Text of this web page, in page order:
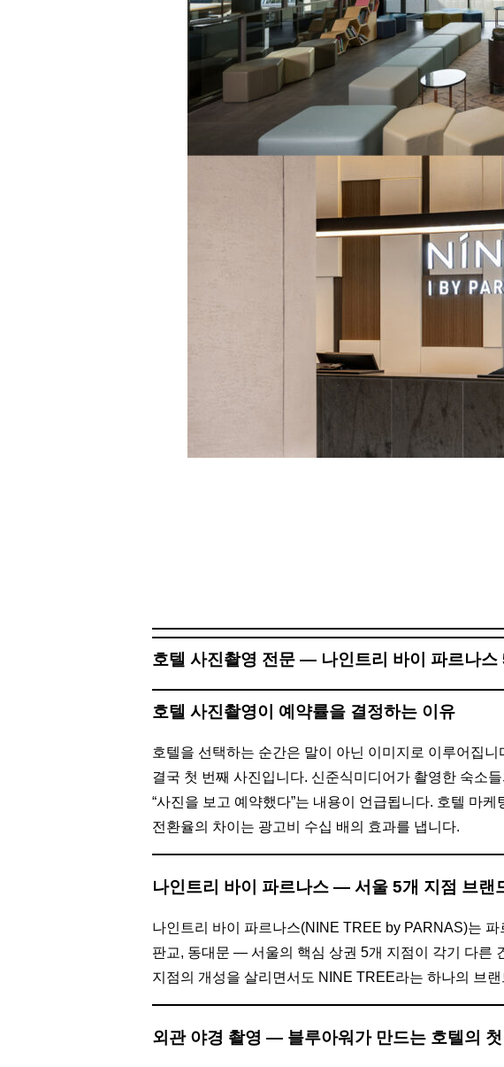
호텔 사진촬영 전문 — 나인트리 바이 파르나
호텔 사진촬영이 예약률을 결정하는 이유
호텔을 선택하는 순간은 말이 아닌 이미지로 이루어집
결국 첫 번째 사진입니다. 신준식미디어가 촬영한 숙소
“사진을 보고 예약했다”는 내용이 언급됩니다. 호텔 마
전환율의 차이는 광고비 수십 배의 효과를 냅니다.
나인트리 바이 파르나스 — 서울 5개 지점 브랜
나인트리 바이 파르나스(NINE TREE by PARNAS)는
판교, 동대문 — 서울의 핵심 상권 5개 지점이 각기 다른
지점의 개성을 살리면서도 NINE TREE라는 하나의 브
외관 야경 촬영 — 블루아워가 만드는 호텔의